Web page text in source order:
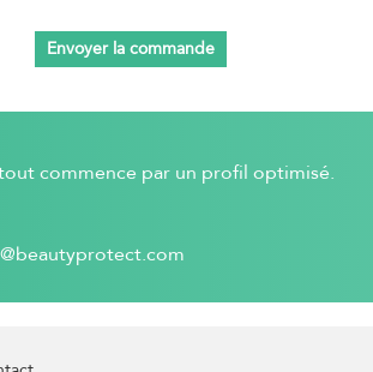
Envoyer la commande
commence par un profil optimisé.